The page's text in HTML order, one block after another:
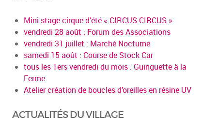
Mini-stage cirque d'été « CIRCUS-CIRCUS »
vendredi 28 août : Forum des Associations
vendredi 31 juillet : Marché Nocturne
samedi 15 août : Course de Stock Car
tous les 1ers vendredi du mois : Guinguette à la
Ferme
Atelier création de boucles d’oreilles en résine UV
ACTUALITÉS DU VILLAGE